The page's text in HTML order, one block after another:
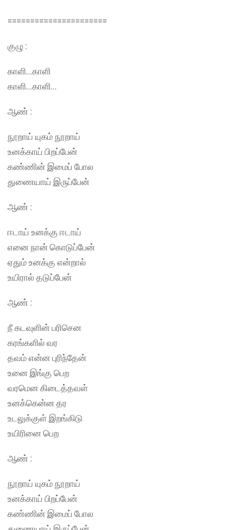
======================
குழு :
காளி…காளி
காளி…காளி…
ஆண் :
நூறாய் யுகம் நூறாய்
உனக்காய் பிறப்பேன்
கண்ணின் இமைப் போல
துணையாய் இருப்பேன்
ஆண் :
ஈடாய் உனக்கு ஈடாய்
எனை நான் கொடுப்பேன்
ஏதும் உனக்கு என்றால்
உயிரால் தடுப்பேன்
ஆண் :
நீ கடவுளின் பரிசென
கரங்களில் வர
தவம் என்ன புரிந்தேன்
உனை இங்கு பெற
வரமென கிடைத்தவள்
உனக்கென்ன தர
உடலுக்குள் இறங்கிடு
உயிரினை பெற
ஆண் :
நூறாய் யுகம் நூறாய்
உனக்காய் பிறப்பேன்
கண்ணின் இமைப் போல